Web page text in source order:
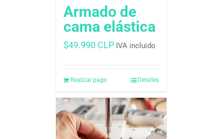
Armado de
cama elástica
$49.990 CLP IVA incluido
Realizar pago Detalles